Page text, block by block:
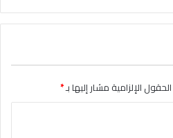
الحقول الإلزامية مشار إليها بـ*